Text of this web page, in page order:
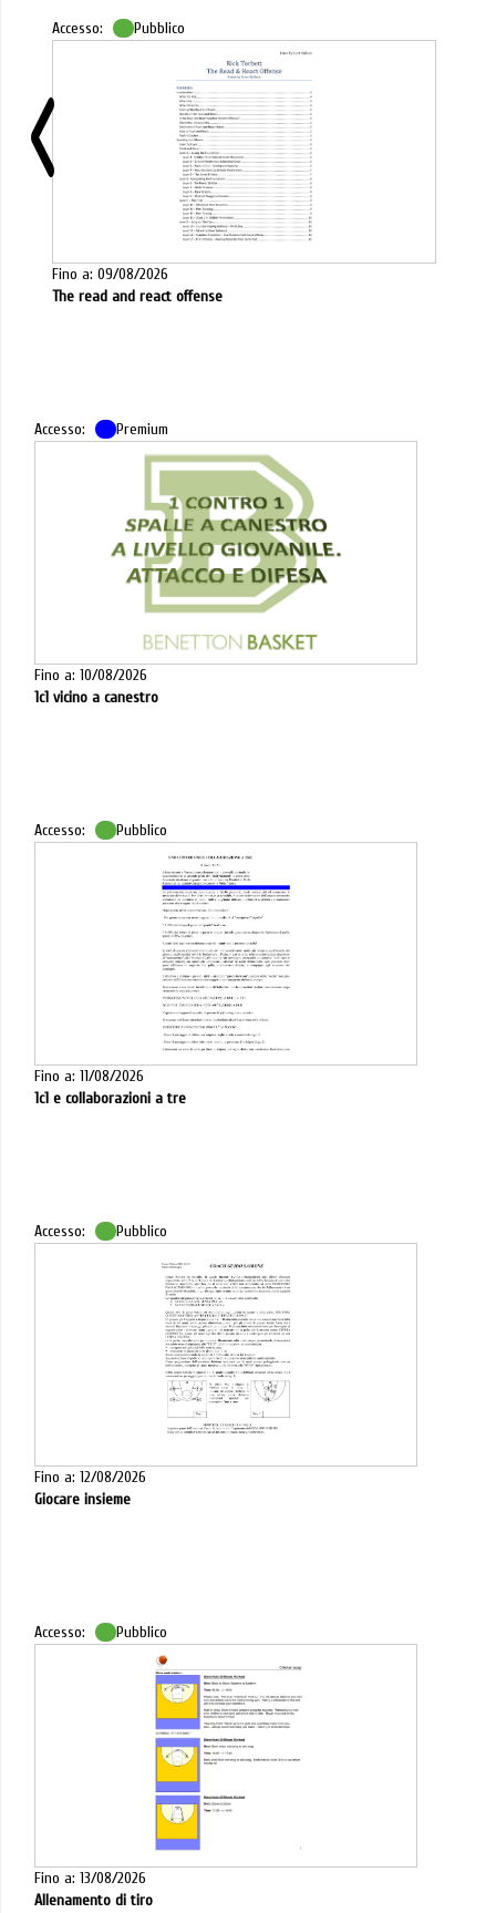
Accesso: Pubblico
Fino a: 09/08/2026
The read and react offense
Accesso: Premium
Fino a: 10/08/2026
1c1 vicino a canestro
Accesso: Pubblico
Fino a: 11/08/2026
1c1 e collaborazioni a tre
Accesso: Pubblico
Fino a: 12/08/2026
Giocare insieme
Accesso: Pubblico
Fino a: 13/08/2026
Allenamento di tiro